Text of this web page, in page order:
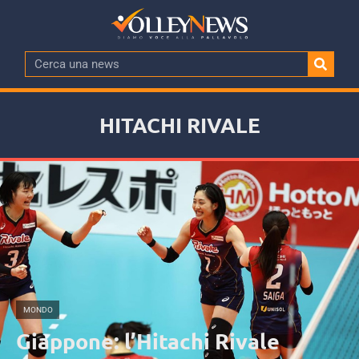
HITACHI RIVALE
MONDO
Giappone: l’Hitachi Rivale